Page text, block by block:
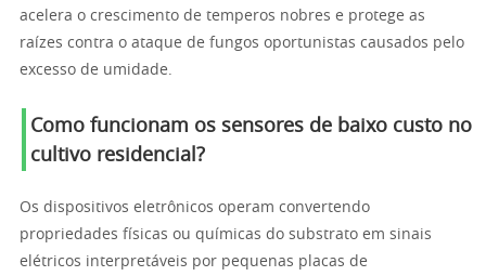
acelera o crescimento de temperos nobres e protege as
raízes contra o ataque de fungos oportunistas causados pelo
excesso de umidade.
Como funcionam os sensores de baixo custo no
cultivo residencial?
Os dispositivos eletrônicos operam convertendo
propriedades físicas ou químicas do substrato em sinais
elétricos interpretáveis por pequenas placas de